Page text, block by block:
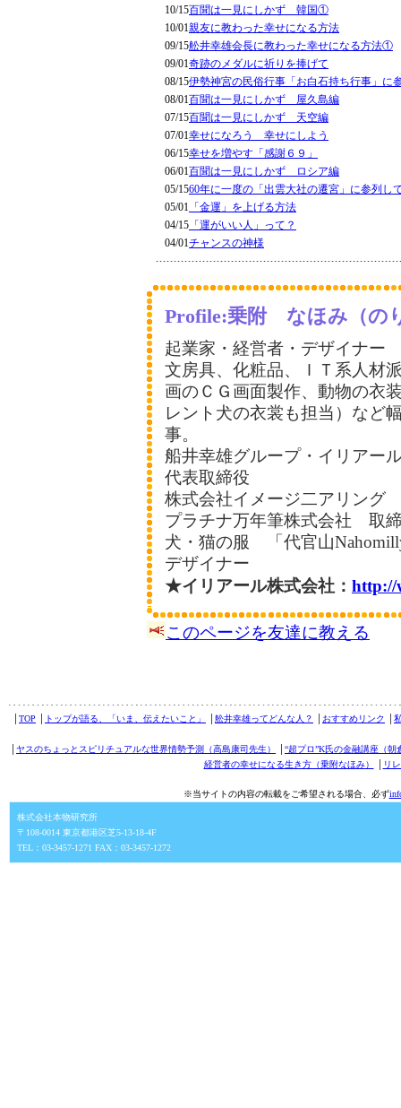
10/15百聞は一見にしかず 韓国①
10/01親友に教わった幸せになる方法
09/15舩井幸雄会長に教わった幸せになる方法①
09/01奇跡のメダルに祈りを捧げて
08/15伊勢神宮の民俗行事「お白石持ち行事」に
08/01百聞は一見にしかず 屋久島編
07/15百聞は一見にしかず 天空編
07/01幸せになろう 幸せにしよう
06/15幸せを増やす「感謝６９」
06/01百聞は一見にしかず ロシア編
05/1560年に一度の「出雲大社の遷宮」に参列し
05/01 「金運」を上げる方法
04/15 「運がいい人」って？
04/01チャンスの神様
Profile:乗附 なほみ（の
起業家・経営者・デザイナー
文房具、化粧品、ＩＴ系人材
画のＣＧ画面製作、動物の衣
レント犬の衣裳も担当）など
事。
船井幸雄グループ・イリアー
代表取締役
株式会社イメージ二アリング
プラチナ万年筆株式会社 取
犬・猫の服 「代官山
デザイナー
★イリアール株式会社： http://
このページを友達に教える
TOP トップが語る、「いま、伝えたいこと」 舩井幸雄ってどんな人？ おすすめリンク
ヤスのちょっとスピリチュアルな世界情勢予測（高島康司先生）
“超プロ”K氏の金融講座（朝
経営者の幸せになる生き方（乗附なほみ）
リ
※当サイトの内容の転載をご希望される場合、必ず
株式会社本物研究所
〒108-0014 東京都港区芝5-13-18-4F
TEL：03-3457-1271 FAX：03-3457-1272